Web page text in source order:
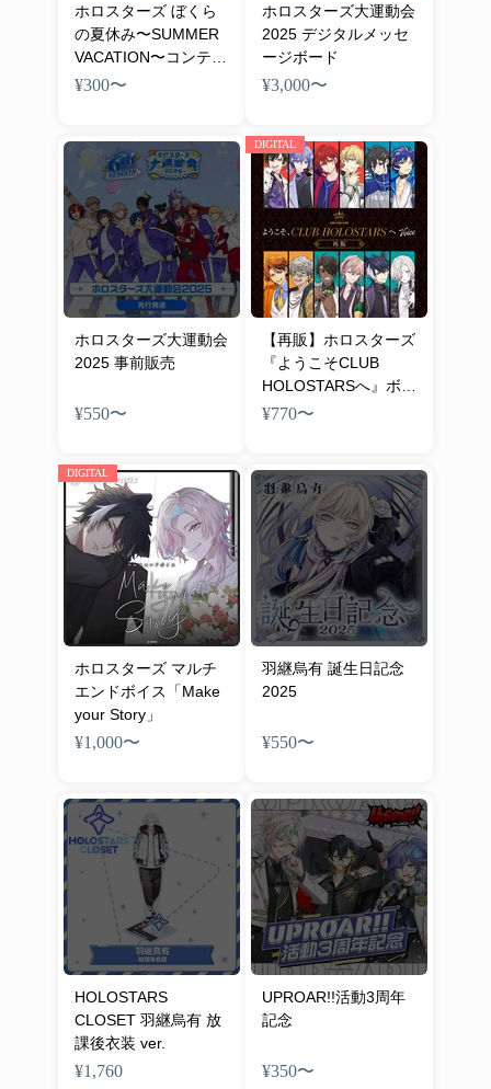
ホロスターズ ぼくら
の夏休み〜SUMMER
VACATION〜コンテン
ツブロマイド
¥300〜
ホロスターズ大運動会
2025 デジタルメッセ
ージボード
¥3,000〜
ホロスターズ大運動会
2025 事前販売
¥550〜
【再販】ホロスターズ
『ようこそCLUB
HOLOSTARSへ』ボイ
ス
¥770〜
DIGITAL
ホロスターズ マルチ
エンドボイス「Make
your Story」
¥1,000〜
DIGITAL
羽継烏有 誕生日記念
2025
¥550〜
HOLOSTARS
CLOSET 羽継烏有 放
課後衣装 ver.
¥1,760
UPROAR!!活動3周年
記念
¥350〜